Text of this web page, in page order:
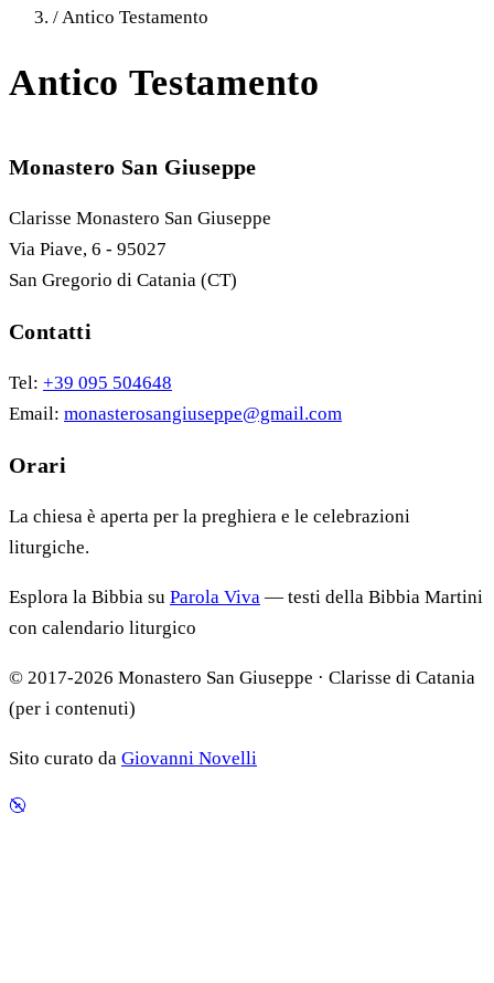
/Antico Testamento
Antico Testamento
Monastero San Giuseppe
Clarisse Monastero San Giuseppe
Via Piave, 6 - 95027
San Gregorio di Catania (CT)
Contatti
Tel: +39 095 504648
Email: monasterosangiuseppe@gmail.com
Orari
La chiesa è aperta per la preghiera e le celebrazioni
liturgiche.
Esplora la Bibbia su Parola Viva — testi della Bibbia Martini
con calendario liturgico
© 2017-2026 Monastero San Giuseppe · Clarisse di Catania
(per i contenuti)
Sito curato da Giovanni Novelli